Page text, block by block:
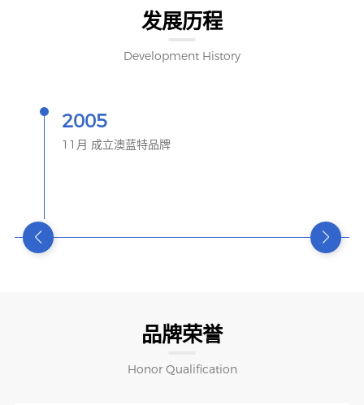
发展历程
Development History
2005
11月 成立澳蓝特品牌
品牌荣誉
Honor Qualification